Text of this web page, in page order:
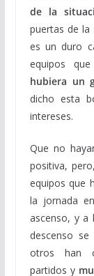
de la
puertas de la
es un duro
equipos
hubiera un
dicho esta
intereses.
Que no
positiva,
equipos que
la jornada
ascenso, y a
descenso
otros han
partidos y